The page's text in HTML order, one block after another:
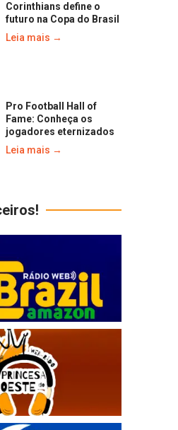
Corinthians define o
futuro na Copa do Brasil
Leia mais →
Pro Football Hall of
Fame: Conheça os
jogadores eternizados
Leia mais →